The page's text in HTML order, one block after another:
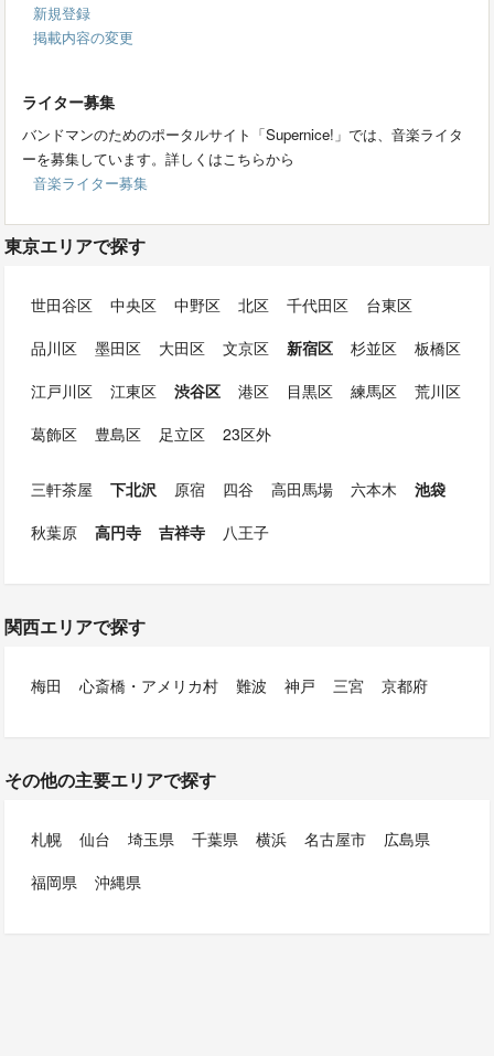
新規登録
掲載内容の変更
ライター募集
バンドマンのためのポータルサイト「Supernice!」では、音楽ライタ
ーを募集しています。詳しくはこちらから
音楽ライター募集
東京エリアで探す
世田谷区 中央区 中野区 北区 千代田区
台東区
品川区
墨田区 大田区 文京区 新宿区 杉並区
板橋区
江戸川区
江東区 渋谷区 港区 目黒区 練馬区
荒川区
葛飾区
豊島区 足立区 23区外
三軒茶屋 下北沢 原宿 四谷 高田馬場 六本木
池袋
秋葉原
高円寺 吉祥寺 八王子
関西エリアで探す
梅田 心斎橋・アメリカ村 難波 神戸 三宮 京都府
その他の主要エリアで探す
札幌 仙台 埼玉県 千葉県 横浜 名古屋市
広島県
福岡県
沖縄県